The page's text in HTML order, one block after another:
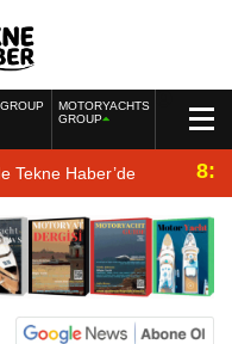
MOTORYACHTS
GROUP
Tekne Haber’de